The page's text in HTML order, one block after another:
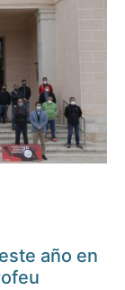
año en